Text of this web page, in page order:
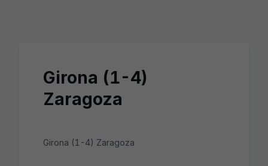
Girona (1-4)
Zaragoza
Girona (1-4) Zaragoza